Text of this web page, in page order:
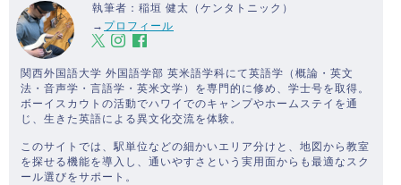
執筆者：稲垣 健太（ケンタトニック）
→ プロフィール
関西外国語大学 外国語学部 英米語学科にて英語学（概論・英文
法・音声学・言語学・英米文学）を専門的に修め、学士号を取得。
ボーイスカウトの活動でハワイでのキャンプやホームステイを通
じ、生きた英語による異文化交流を体験。
このサイトでは、駅単位などの細かいエリア分けと、地図から教室
を探せる機能を導入し、通いやすさという実用面からも最適なスク
ール選びをサポート。